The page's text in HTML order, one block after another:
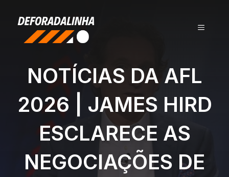
conteúdo
MENU
NOTÍCIAS DA AFL
2026 | JAMES HIRD
ESCLARECE AS
NEGOCIAÇÕES DE